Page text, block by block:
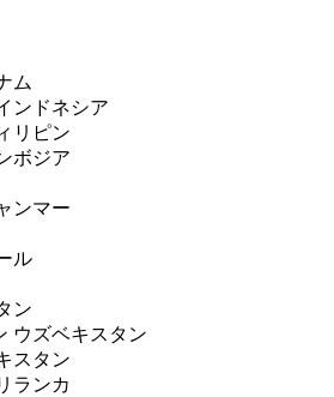
ム
ンドネシア
リピン
ボジア
ンマー
ル
ン
ウズベキスタン
スタン
ランカ